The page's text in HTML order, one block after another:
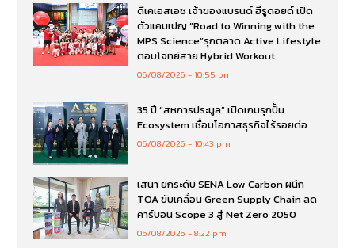
ดีเคเอสเอช เจ้าของแบรนด์ ฮีรูดอยด์ เปิด
ตัวแคมเปญ “Road to Winning with the
MPS Science”รุกตลาด Active Lifestyle
ตอบโจทย์สาย Hybrid Workout
06/08/2026 10:55 pm
35 ปี “สหการประมูล” เปิดเกมรุกปั้น
Ecosystem เชื่อมโอกาสธุรกิจไร้รอยต่อ
06/08/2026 10:43 pm
เสนา ยกระดับ SENA Low Carbon ผนึก
TOA ขับเคลื่อน Green Supply Chain ลด
คาร์บอน Scope 3 สู่ Net Zero 2050
06/08/2026 8:22 pm